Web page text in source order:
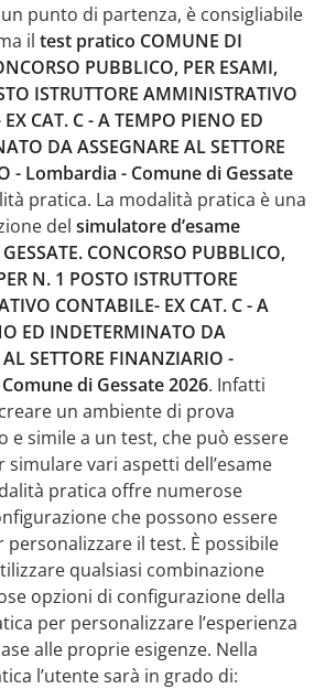
punto di partenza, è consigliabile
il test pratico COMUNE DI
PUBBLICO, PER ESAMI,
ISTRUTTORE AMMINISTRATIVO
CAT. C - A TEMPO PIENO ED
DA ASSEGNARE AL SETTORE
- Lombardia - Comune di Gessate
pratica. La modalità pratica è una
del simulatore d’esame
CONCORSO PUBBLICO,
N. 1 POSTO ISTRUTTORE
CONTABILE- EX CAT. C - A
ED INDETERMINATO DA
SETTORE FINANZIARIO -
di Gessate 2026. Infatti
un ambiente di prova
e simile a un test, che può essere
simulare vari aspetti dell’esame
pratica offre numerose
che possono essere
personalizzare il test. È possibile
qualsiasi combinazione
opzioni di configurazione della
per personalizzare l’esperienza
alle proprie esigenze. Nella
l’utente sarà in grado di: